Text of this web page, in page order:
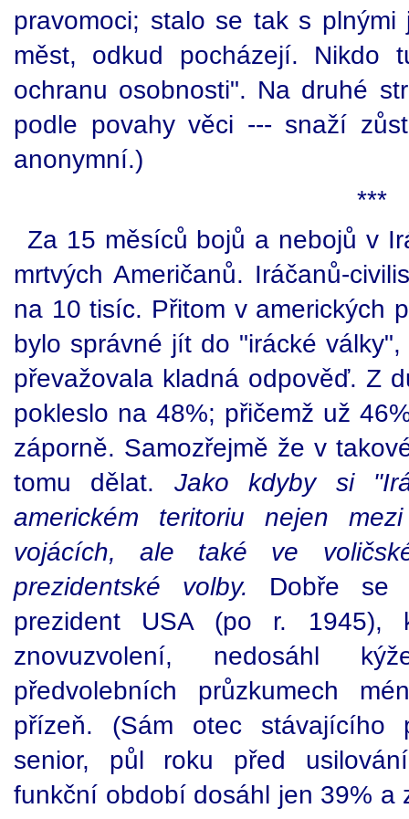
pravomoci; stalo se tak s
měst, odkud pocházejí. Nikdo
ochranu osobnosti". Na druhé
podle povahy věci --- snaží
anonymní.)
***
Za 15 měsíců bojů a nebojů v
mrtvých Američanů. Iráčanů-
na 10 tisíc. Přitom v amerických
bylo správné jít do "irácké
převažovala kladná odpověď. Z
pokleslo na 48%; přičemž už
záporně. Samozřejmě že v
tomu dělat. Jako kdyby si
americkém teritoriu nejen
vojácích, ale také ve
prezidentské volby. Dobře se
prezident USA (po r.
znovuzvolení, nedosáhl
předvolebních průzkumech
přízeň. (Sám otec stávajícího
senior, půl roku před
funkční období dosáhl jen 39% a